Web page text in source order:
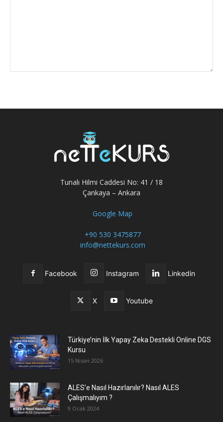
Tunalı Hilmi Caddesi No: 41 / 18
Çankaya – Ankara
Google Map
+90 530 3475877
info@nettekurs.com
Facebook Instagram Linkedin
X Youtube
Türkiye’nin İlk Yapay Zeka Destekli Online DGS
Kursu
15 Nisan 2026
ALES’e Nasıl Hazırlanılır? Nasıl ALES
Çalışmalıyım ?
9 Ocak 2024